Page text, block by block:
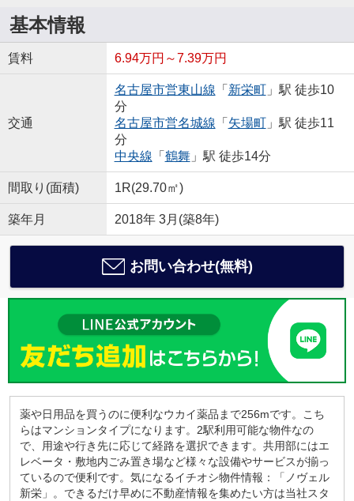
基本情報
賃料 6.94万円～7.39万円
交通
名古屋市営東山線 「 新栄町」駅 徒歩10
分
名古屋市営名城線 「 矢場町」駅 徒歩11
分
中央線 「 鶴舞」駅 徒歩14分
間取り(面積) 1R(29.70㎡)
築年月 2018年 3月(築8年)
お問い合わせ(無料)
薬や日用品を買うのに便利なウカイ薬品まで256mです。こち
らはマンションタイプになります。2駅利用可能な物件なの
で、用途や行き先に応じて経路を選択できます。共用部にはエ
レベータ・敷地内ごみ置き場など様々な設備やサービスが揃っ
ているので便利です。気になるイチオシ物件情報：「ノヴェル
新栄」。できるだけ早めに不動産情報を集めたい方は当社スタ